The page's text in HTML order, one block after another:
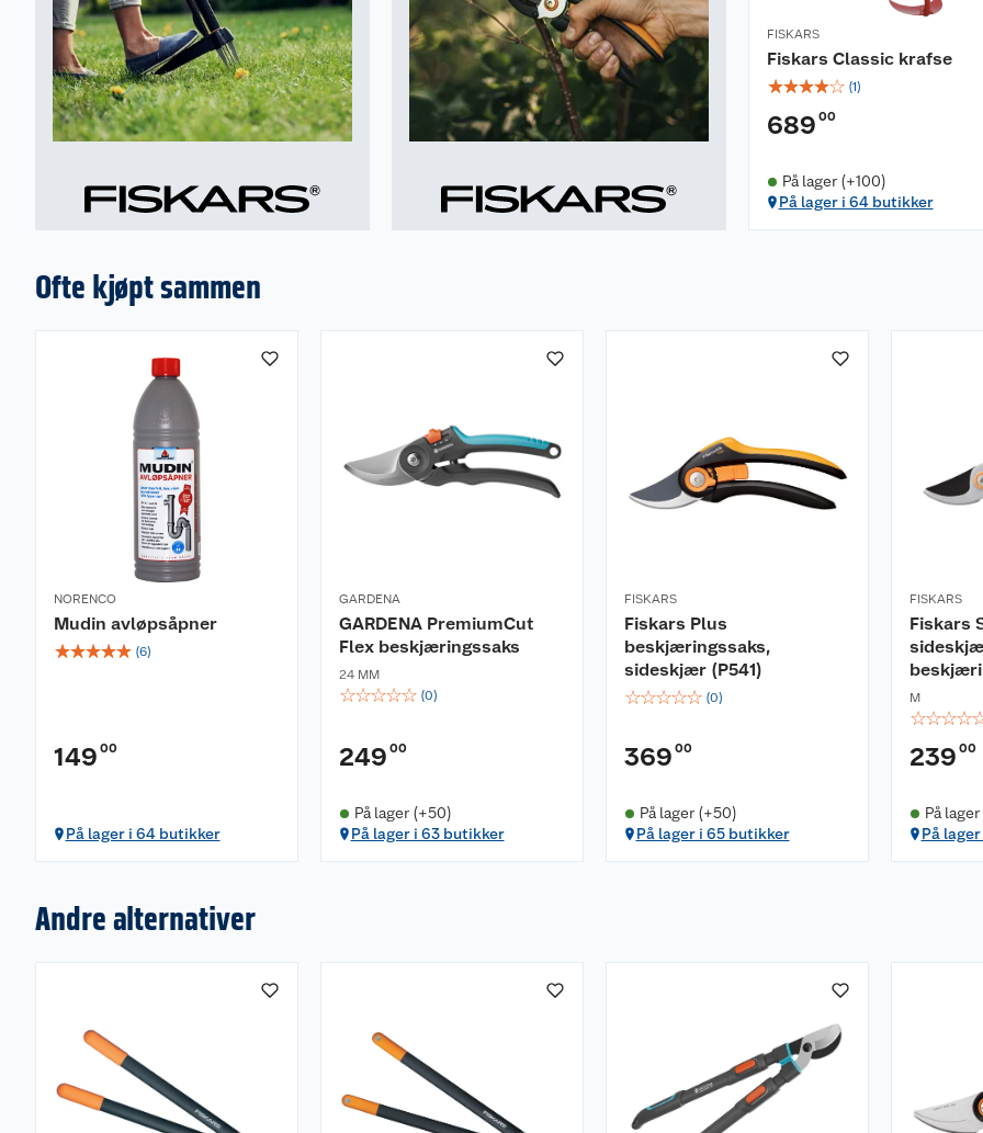
FISKARS
Fiskars Classic krafse
☆☆☆☆☆ (1)
689 00
På lager (+100)
På lager i 64 butikker
Ofte kjøpt sammen
NORENCO
Mudin avløpsåpner
☆☆☆☆☆ (6)
149 00
På lager i 64 butikker
GARDENA
GARDENA PremiumCut
Flex beskjæringssaks
24 MM
☆☆☆☆☆ (0)
249 00
På lager (+50)
På lager i 63 butikker
FISKARS
Fiskars Plus
beskjæringssaks,
sideskjær (P541)
☆☆☆☆☆ (0)
369 00
På lager (+50)
På lager i 65 butikker
FISKARS
Fiskars
M
☆☆☆☆
239 00
På
På
Andre alternativer